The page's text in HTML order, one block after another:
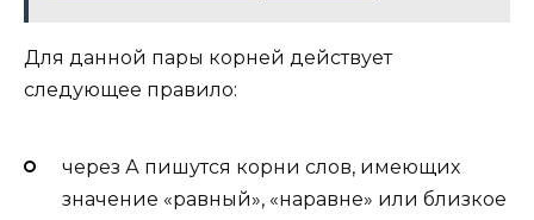
Для данной пары корней действует
следующее правило:
через А пишутся корни слов, имеющих
значение «равный», «наравне» или близкое